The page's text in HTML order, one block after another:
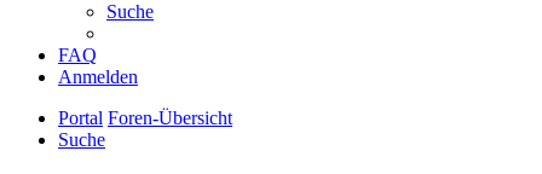
Suche
FAQ
Anmelden
Portal Foren-Übersicht
Suche